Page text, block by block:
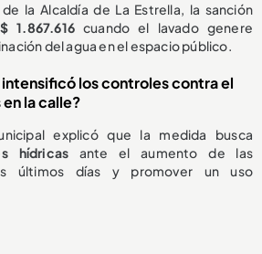
la Alcaldía de La Estrella, la sanción
1.867.616 cuando el lavado genere
del agua en el espacio público.
intensificó los controles contra el
la calle?
explicó que la medida busca
hídricas ante el aumento de las
últimos días y promover un uso